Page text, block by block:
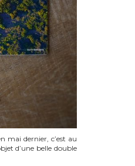
mai dernier, c’est au
d’une belle double